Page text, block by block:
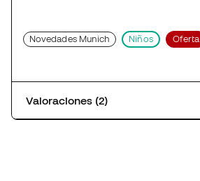
Novedades Munich Niños Oferta
Valoraciones (2)